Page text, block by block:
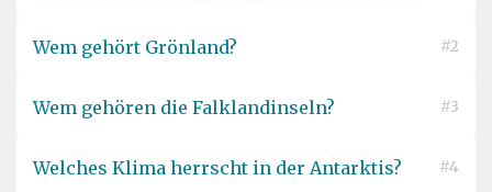
Wem gehört Grönland? #2
Wem gehören die Falklandinseln? #3
Welches Klima herrscht in der Antarktis? #4